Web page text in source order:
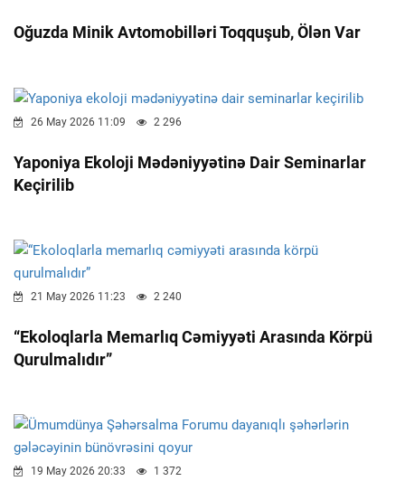
Oğuzda Minik Avtomobilləri Toqquşub, Ölən Var
26 May 2026 11:09 2 296
Yaponiya Ekoloji Mədəniyyətinə Dair Seminarlar
Keçirilib
21 May 2026 11:23 2 240
“Ekoloqlarla Memarlıq Cəmiyyəti Arasında Körpü
Qurulmalıdır”
19 May 2026 20:33 1 372